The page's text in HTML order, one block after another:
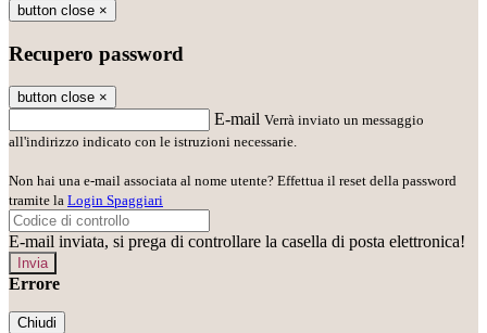
button close ×
Recupero password
button close ×
E-mail Verrà inviato un messaggio
all'indirizzo indicato con le istruzioni necessarie.
Non hai una e-mail associata al nome utente? Effettua il reset della password
tramite la Login Spaggiari
E-mail inviata, si prega di controllare la casella di posta elettronica!
Errore
Chiudi